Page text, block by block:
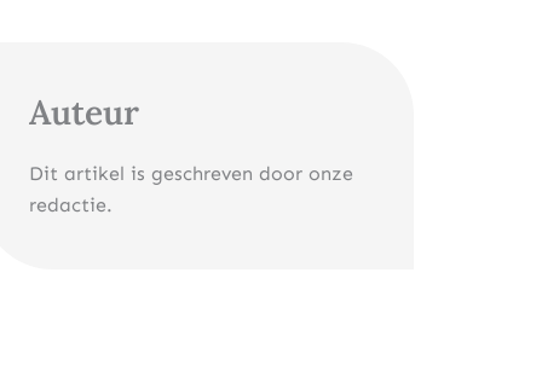
Auteur
Dit artikel is geschreven door onze
redactie.